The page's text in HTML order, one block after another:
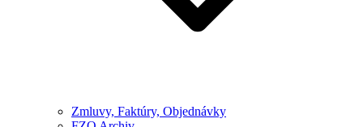
Zmluvy, Faktúry, Objednávky